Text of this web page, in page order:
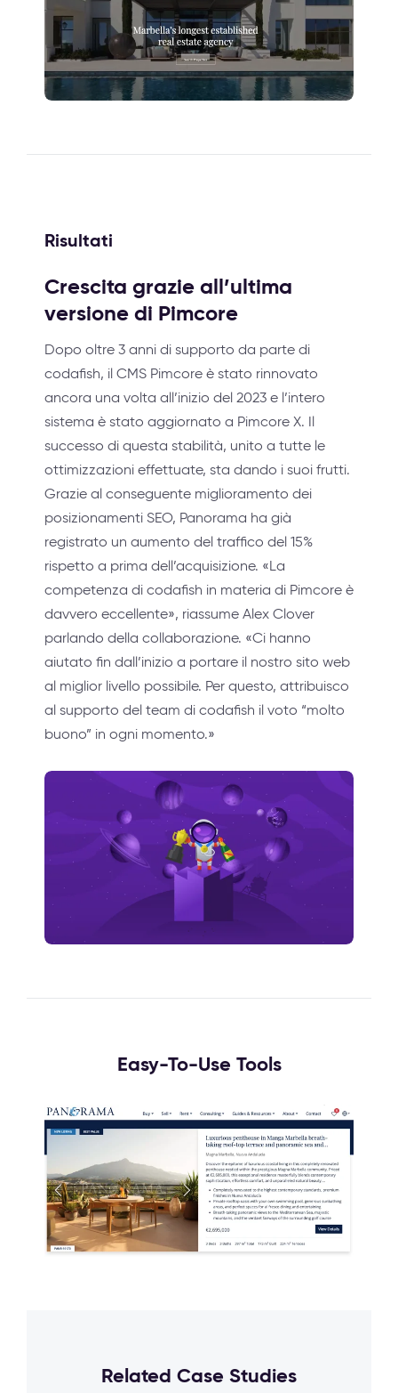
Risultati
Crescita grazie all’ultima
versione di Pimcore
Dopo oltre 3 anni di supporto da parte di
codafish, il CMS Pimcore è stato rinnovato
ancora una volta all’inizio del 2023 e l’intero
sistema è stato aggiornato a Pimcore X. Il
successo di questa stabilità, unito a tutte le
ottimizzazioni effettuate, sta dando i suoi frutti.
Grazie al conseguente miglioramento dei
posizionamenti SEO, Panorama ha già
registrato un aumento del traffico del 15%
rispetto a prima dell’acquisizione. «La
competenza di codafish in materia di Pimcore è
davvero eccellente», riassume Alex Clover
parlando della collaborazione. «Ci hanno
aiutato fin dall’inizio a portare il nostro sito web
al miglior livello possibile. Per questo, attribuisco
al supporto del team di codafish il voto “molto
buono” in ogni momento.»
Easy-To-Use Tools
Related Case Studies